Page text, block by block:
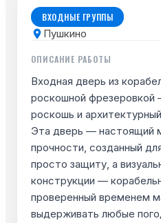
ВХОДНЫЕ ГРУППЫ
Пушкино
ОПИСАНИЕ РАБОТЫ
Входная дверь из
роскошной
роскошь и
Эта дверь — настоящий
прочности, созданный
просто защиту, а
конструкции —
проверенный временем
выдерживать любые